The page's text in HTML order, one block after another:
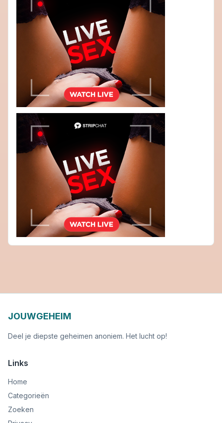
JOUWGEHEIM
Deel je diepste geheimen anoniem. Het lucht op!
Links
Home
Categorieën
Zoeken